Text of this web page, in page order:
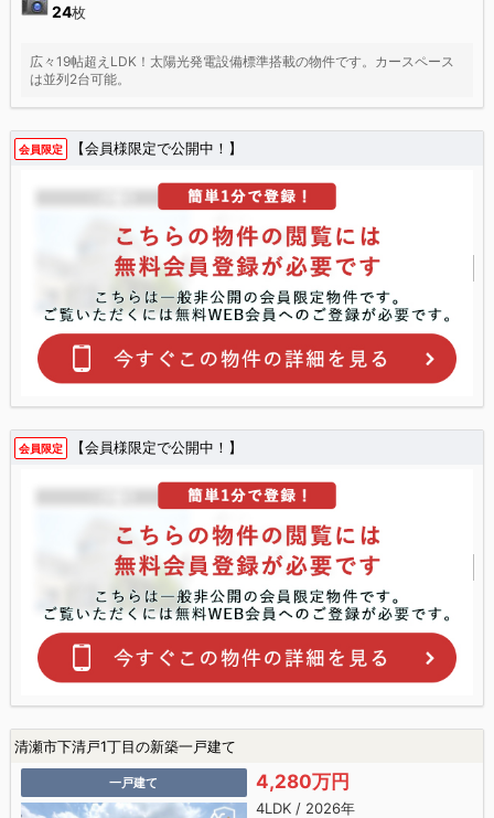
24枚
広々19帖超えLDK！太陽光発電設備標準搭載の物件です。カースペース
は並列2台可能。
会員限定 【会員様限定で公開中！】
会員限定 【会員様限定で公開中！】
清瀬市下清戸1丁目の新築一戸建て
一戸建て 4,280万円
4LDK / 2026年